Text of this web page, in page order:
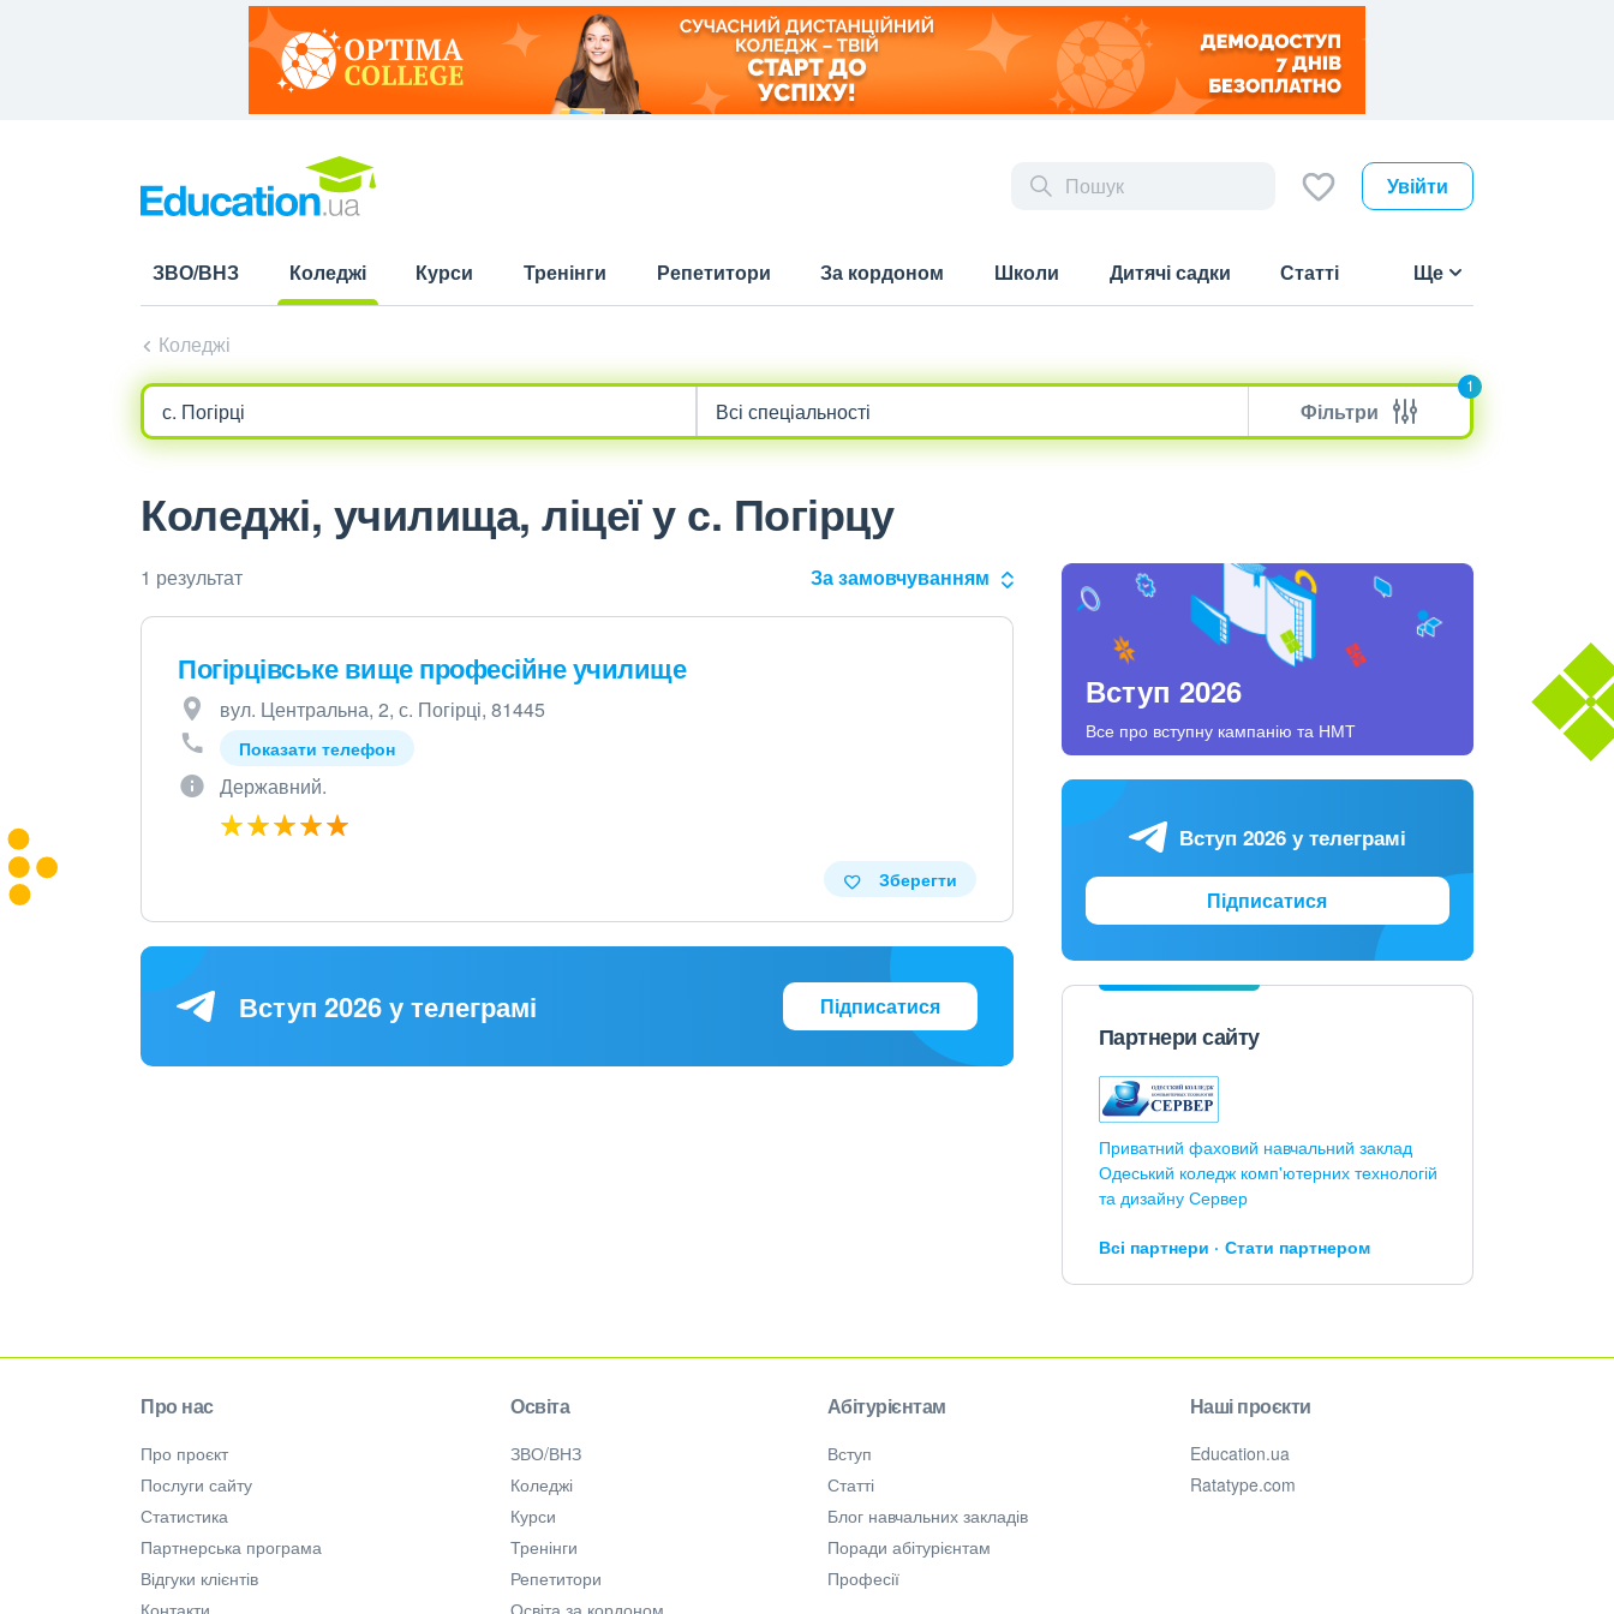
Увійти
ЗВО/ВНЗ
Коледжі
Курси Тренінги Репетитори За кордоном Школи Дитячі садки Статті Ще
Коледжі
Фільтри
1
Коледжі, училища, ліцеї у с. Погірцу
1 результат За замовчуванням
Погірцівське вище професійне училище
вул. Центральна, 2, с. Погірці, 81445
Показати телефон
Державний.
Зберегти
Вступ 2026 у телеграмі Підписатися
Вступ 2026
Все про вступну кампанію та НМТ
Вступ 2026 у телеграмі
Підписатися
Партнери сайту
Приватний фаховий навчальний заклад
Одеський коледж комп'ютерних технологій
та дизайну Сервер
Всі партнери Стати партнером
Про нас
Про проєкт
Послуги сайту
Статистика
Партнерська програма
Відгуки клієнтів
Контакти
Освіта
ЗВО/ВНЗ
Коледжі
Курси
Тренінги
Репетитори
Освіта за кордоном
Абітурієнтам
Вступ
Статті
Блог навчальних закладів
Поради абітурієнтам
Професії
Наші проєкти
Education.ua
Ratatype.com